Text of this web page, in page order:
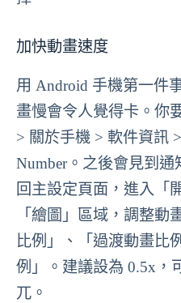
加快動畫速度
用 Android 手機第一件
畫慢會令人覺得卡。你
> 關於手機 > 軟件資訊
Number。之後會見到
回主設定頁面，進入「
「繪圖」區域，調整動
比例」、「過渡動畫比
例」。建議設為 0.5x，
兀。